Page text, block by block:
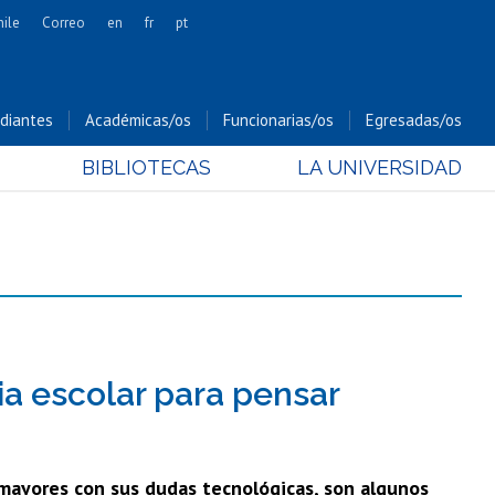
Cs. Forestales y Conservación
Cs. Sociales
Bachillerato
Hospital Clínico
Correo en fr pt
Académicas/os Funcionarias/os Egresadas/os
BIBLIOTECAS LA UNIVERSIDAD
escolar para pensar
con sus dudas tecnológicas, son algunos